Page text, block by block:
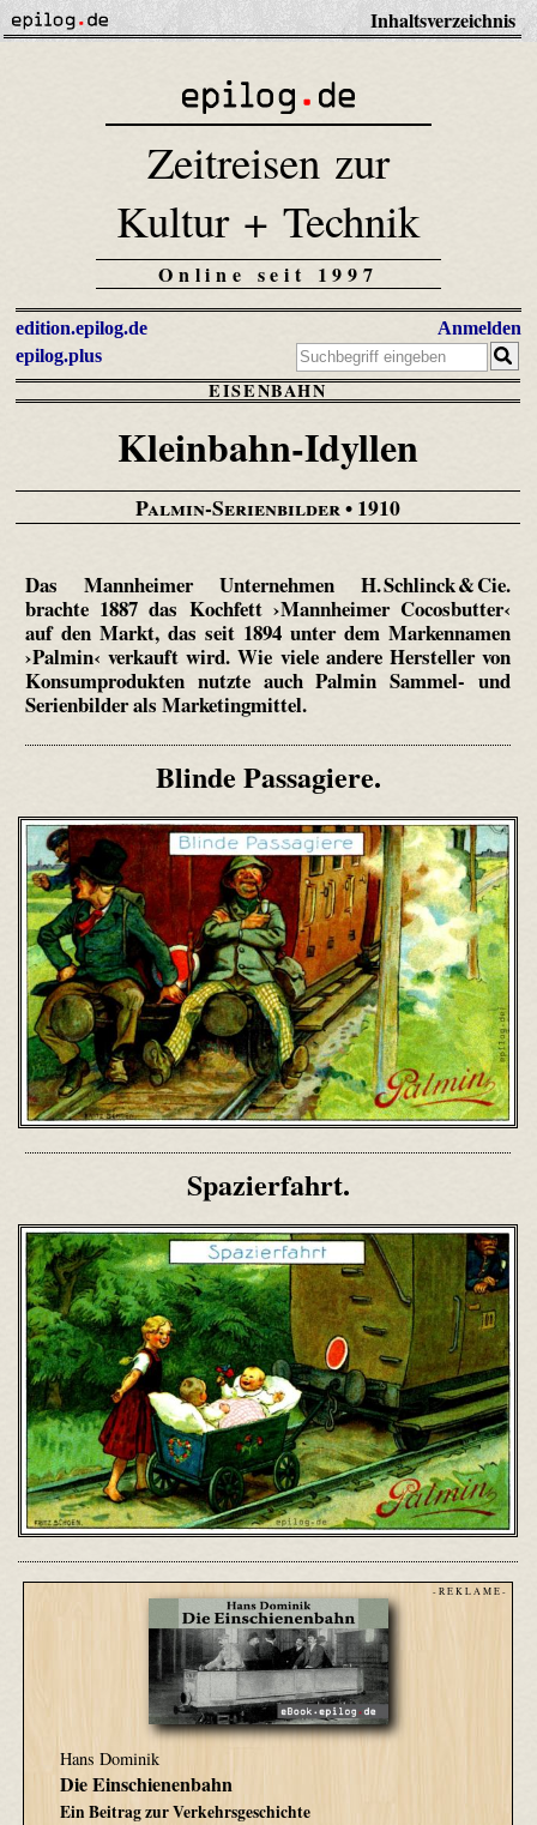
Inhaltsverzeichnis
Zeitreisen zur
Kultur + Technik
Online seit 1997
edition.epilog.de
epilog.plus
Anmelden
EISENBAHN
Kleinbahn-Idyllen
Palmin-Serienbilder• 1910
Das Mannheimer Unternehmen H. Schlinck & Cie.
brachte 1887 das Kochfett ›Mannheimer Cocosbutter‹
auf den Markt, das seit 1894 unter dem Markennamen
›Palmin‹ verkauft wird. Wie viele andere Hersteller von
Konsumprodukten nutzte auch Palmin Sammel- und
Serienbilder als Marketingmittel.
Blinde Passagiere.
Spazierfahrt.
- R E K L A M E -
Hans Dominik
Die Einschienenbahn
Ein Beitrag zur Verkehrsgeschichte